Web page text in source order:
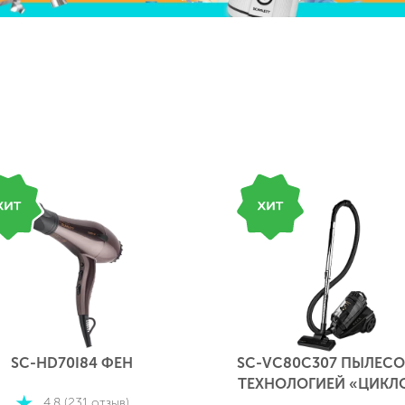
SC-HD70I84 ФЕН
SC-VC80C307
ТЕХНОЛОГИЕЙ